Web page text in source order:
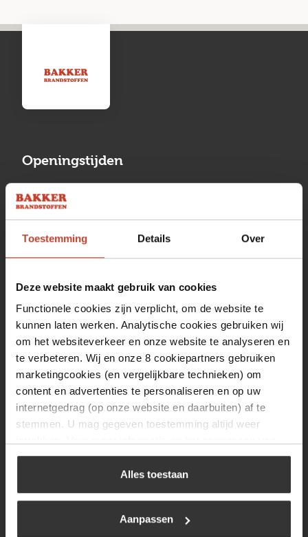
Toestemming Details Over
Deze website maakt gebruik van cookies
Functionele cookies zijn verplicht, om de website te
kunnen laten werken. Analytische cookies gebruiken wij
om het websiteverkeer en onze website te analyseren en
te verbeteren. Wij en onze 8 cookiepartners gebruiken
marketingcookies (en vergelijkbare technieken) om
content en advertenties te personaliseren en op uw
internetgedrag (op onze website en daarbuiten) af te
stemmen. U mag gegeven toestemming altijd weer
uw keuze op onze website verwijzen wij u naar ons
Alles toestaan
Aanpassen
Openingstijden
Maandag
Woensdag
Donderdag
08:00 tot 17:00
Vrijdag
08:00 tot 17:00
Zaterdag
09:30 tot 12:00
Zondag
Gesloten
Navigatie
BBQ
Brandstoffen
Verwarming